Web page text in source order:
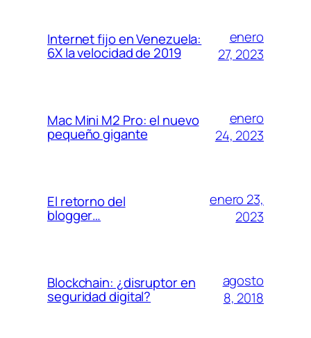
Internet fijo en Venezuela:
6X la velocidad de 2019
enero
27, 2023
Mac Mini M2 Pro: el nuevo
pequeño gigante
enero
24, 2023
El retorno del
blogger…
enero 23,
2023
Blockchain: ¿disruptor en
seguridad digital?
agosto
8, 2018